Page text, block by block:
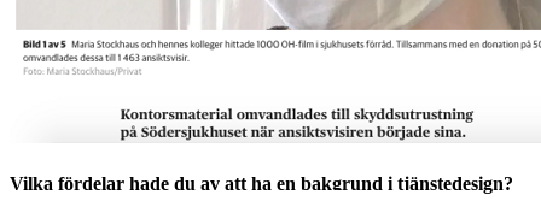
Vilka fördelar hade du av att ha en bakgrund i tjänstedesign?